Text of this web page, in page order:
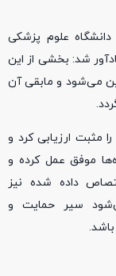
علوم پزشکی
شد: بخشی از این
می‌شود و مابقی آن
مثبت ارزیابی کرد و
موفق عمل کرده و
داده شده نیز
سیر حمایت و